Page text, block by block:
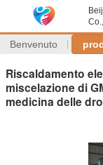
Benvenuto
Riscaldamento
miscelazione di
medicina delle